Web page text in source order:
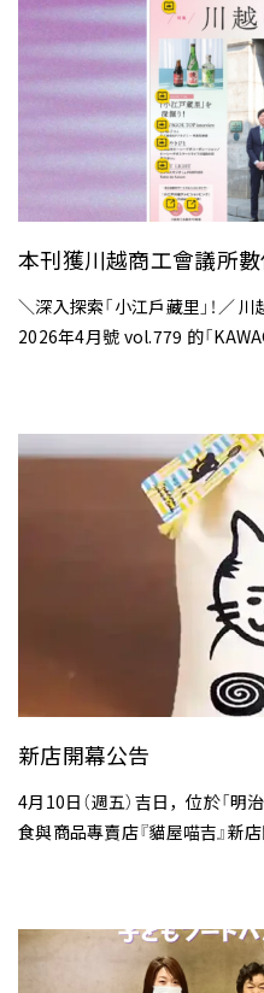
本刊獲川越商工會議所數
＼深入探索「小江戶藏里」！／
2026年4月號 vol.779 的「
新店開幕公告
4月10日（週五）吉日，位於「明
食與商品專賣店『貓屋喵吉』新